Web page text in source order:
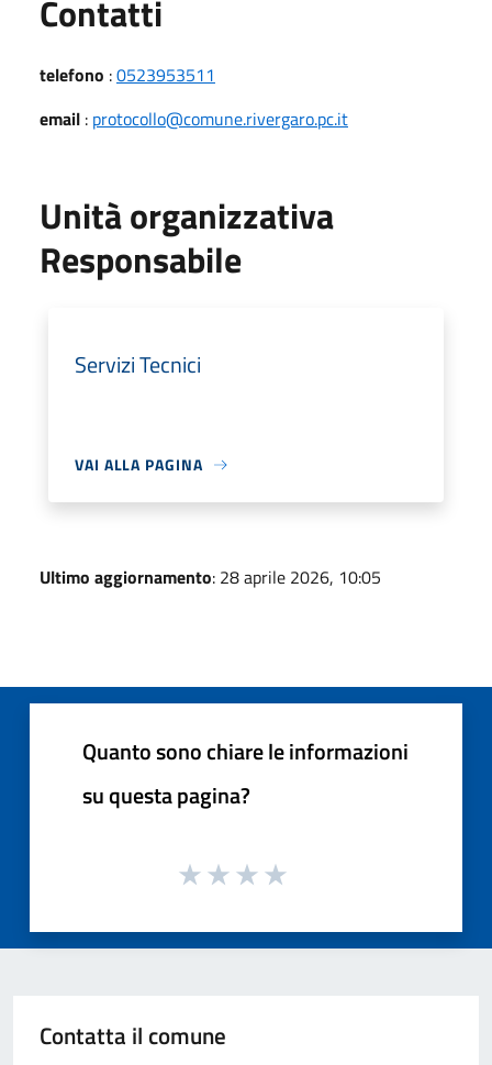
Contatti
telefono :0523953511
email : protocollo@comune.rivergaro.pc.it
Unità organizzativa
Responsabile
Servizi Tecnici
VAI ALLA PAGINA
Ultimo aggiornamento: 28 aprile 2026, 10:05
Quanto sono chiare le informazioni
su questa pagina?
Contatta il comune